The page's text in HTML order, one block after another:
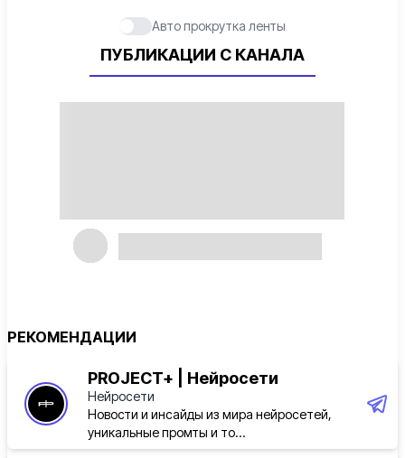
Авто прокрутка ленты
ПУБЛИКАЦИИ С КАНАЛА
РЕКОМЕНДАЦИИ
PROJECT+ | Нейросети
Нейросети
Новости и инсайды из мира нейросетей,
уникальные промты и то...